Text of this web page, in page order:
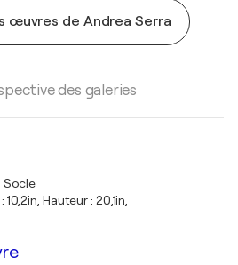
œuvres de Andrea Serra
des galeries
Socle
Hauteur : 20,1in,